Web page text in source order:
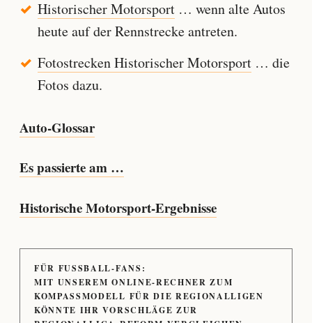
Historischer Motorsport… wenn alte Autos
heute auf der Rennstrecke antreten.
Fotostrecken Historischer Motorsport… die
Fotos dazu.
Auto-Glossar
Es passierte am …
Historische Motorsport-Ergebnisse
FÜR FUSSBALL-FANS:
MIT UNSEREM ONLINE-RECHNER ZUM
KOMPASSMODELL FÜR DIE REGIONALLIGEN
KÖNNTE IHR VORSCHLÄGE ZUR